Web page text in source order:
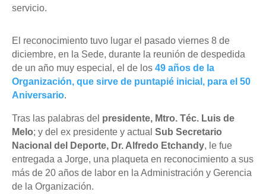
servicio.
El reconocimiento tuvo lugar el pasado viernes 8 de
diciembre, en la Sede, durante la reunión de despedida
de un año muy especial, el de los 49 años de la
Organización, que sirve de puntapié inicial, para el 50
Aniversario.
Tras las palabras del presidente, Mtro. Téc. Luis de
Melo; y del ex presidente y actual Sub Secretario
Nacional del Deporte, Dr. Alfredo Etchandy, le fue
entregada a Jorge, una plaqueta en reconocimiento a sus
más de 20 años de labor en la Administración y Gerencia
de la Organización.